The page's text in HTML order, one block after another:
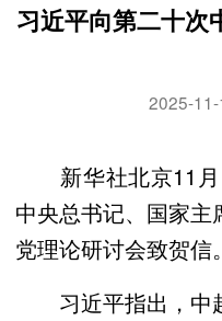
习近平向第二十次
2025-11-
新华社北京11月
中央总书记、国家
党理论研讨会致贺信。
习近平指出，中越